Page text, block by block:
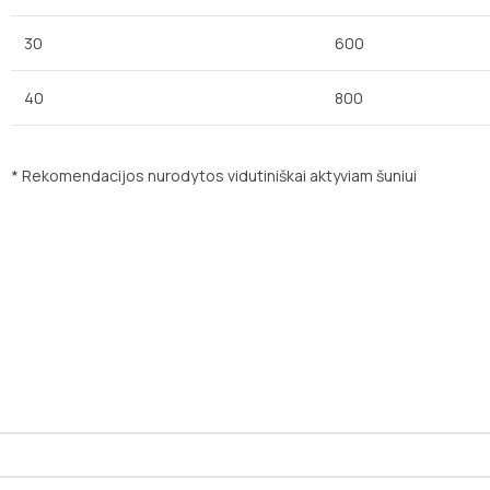
30 600
40 800
* Rekomendacijos nurodytos vidutiniškai aktyviam šuniui